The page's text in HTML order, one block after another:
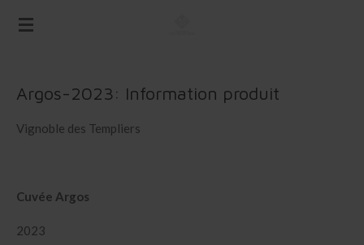
Passer
Argos-2023: Information produit
Vignoble des Templiers
Cuvée Argos
2023